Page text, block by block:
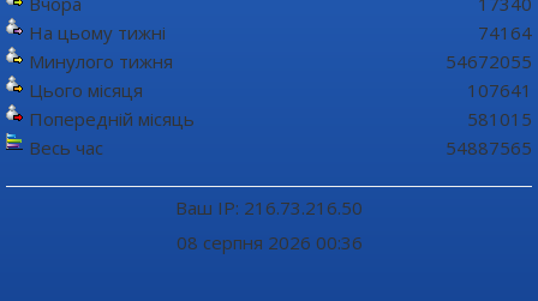
На цьому тижні
Минулого тижня
Цього місяця
Попередній місяць
Весь час
74164
54672055
107641
581015
54887565
Ваш IP: 216.73.216.50
08 серпня 2026 00:36